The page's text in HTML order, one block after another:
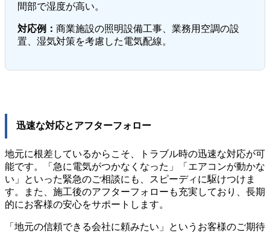
間部で湿度が高い。
対応例： 商業施設の照明設備工事、業務用空調の設
置、湿気対策を考慮した電気配線。
迅速な対応とアフターフォロー
地元に根差しているからこそ、トラブル時の迅速な対応が可
能です。「急に電気がつかなくなった」「エアコンが動かな
い」といった緊急のご相談にも、スピーディに駆けつけま
す。また、施工後のアフターフォローも充実しており、長期
的にお客様の安心をサポートします。
「地元の信頼できる会社に頼みたい」というお客様のご期待